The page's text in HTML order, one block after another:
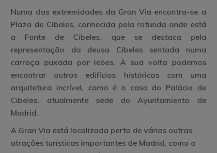
Numa das extremidades da Gran Vía encontra-se a
Plaza de Cibeles, conhecida pela rotunda onde está
a Fonte de Cibeles, que se destaca pela
representação da deusa Cibeles sentada numa
carroça puxada por leões. À sua volta podemos
encontrar outros edifícios históricos com uma
arquitetura incrível, como é o caso do Palácio de
Cibeles, atualmente sede doAyuntamiento de
Madrid.
A Gran Via está localizada perto de várias outras
atrações turísticas importantes de Madrid, como o